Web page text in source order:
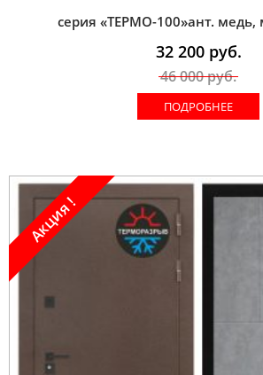
серия «ТЕРМО-100»ант.
32 200руб.
46 000руб.
ПОДРОБНЕЕ
Акция !